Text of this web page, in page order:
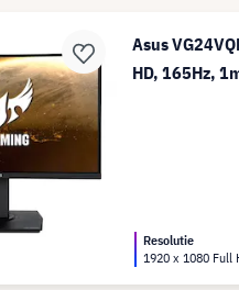
Asus
HD, 165Hz,
Resolutie
1920 x 1080 Full